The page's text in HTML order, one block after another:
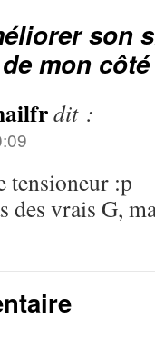
son
mon côté
dit :
tensioneur :p
des vrais G,